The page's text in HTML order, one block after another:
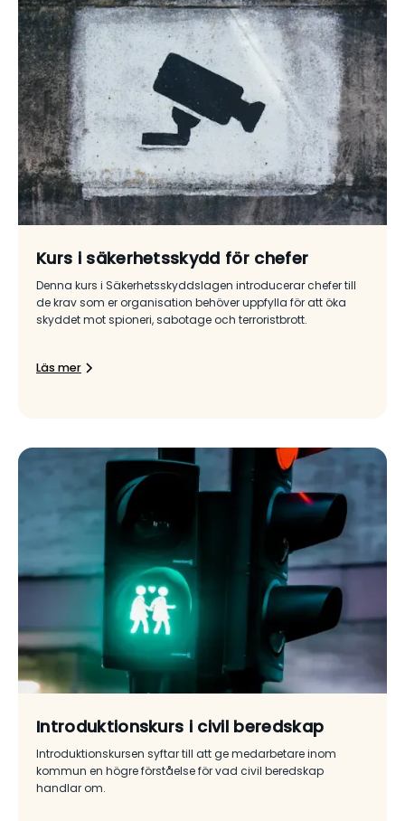
Kurs i säkerhetsskydd för chefer
Denna kurs i Säkerhetsskyddslagen introducerar chefer till
de krav som er organisation behöver uppfylla för att öka
skyddet mot spioneri, sabotage och terroristbrott.
Läs mer
Introduktionskurs i civil beredskap
Introduktionskursen syftar till att ge medarbetare inom
kommun en högre förståelse för vad civil beredskap
handlar om.